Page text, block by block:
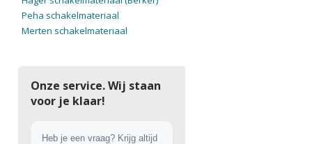
Peha schakelmateriaal
Merten schakelmateriaal
Onze service. Wij staan
voor je klaar!
Heb je een vraag? Krijg altijd